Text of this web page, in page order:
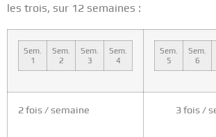
les trois, sur 12 semaines :
Sem.
1
Sem.
2
Sem.
3
Sem.
4
Sem.
5
Sem.
6
2 fois / semaine 3 fois /